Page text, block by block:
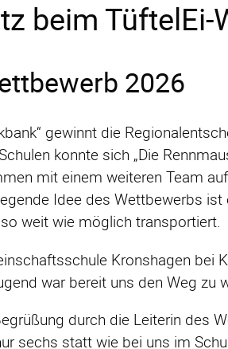
beim TüftelEi-
2026
gewinnt die
konnte sich „Die
mit einem weiteren Team
Idee des Wettbewerbs
weit wie möglich transportiert.
Kronshagen bei
war bereit uns den Weg zu
durch die Leiterin des
sechs statt wie bei uns im